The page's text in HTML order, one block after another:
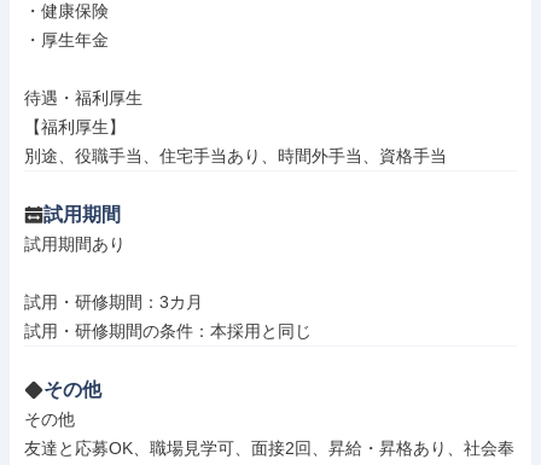
・健康保険
・厚生年金
待遇・福利厚生
【福利厚生】
別途、役職手当、住宅手当あり、時間外手当、資格手当
試用期間
試用期間あり
試用・研修期間：3カ月
その他
その他
友達と応募OK、職場見学可、面接2回、昇給・昇格あり、社会奉